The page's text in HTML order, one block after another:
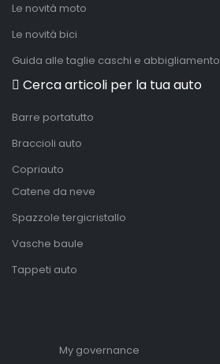
Le novità moto
Le novità bici
Guida alle taglie caschi e abbigliamento
Cerca articoli per la tua auto
Barre portatutto
Braccioli auto
Copriauto
Catene da neve
Spazzole tergicristallo
Vasche baule
Tappeti auto
My governance